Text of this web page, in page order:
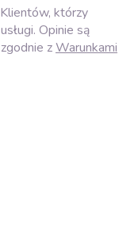
którzy
Opinie są
zWarunkami